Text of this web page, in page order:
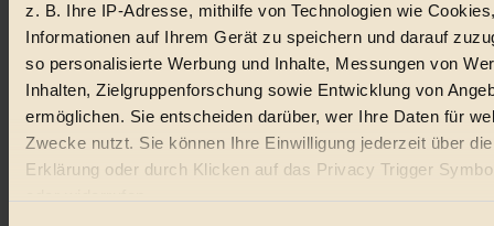
z. B. Ihre IP-Adresse, mithilfe von Technologien wie
Informationen auf Ihrem Gerät zu speichern und darauf
so personalisierte Werbung und Inhalte, Messungen von
Inhalten, Zielgruppenforschung sowie Entwicklung von
ermöglichen. Sie entscheiden darüber, wer Ihre Daten für
Zwecke nutzt. Sie können Ihre Einwilligung jederzeit über
Erklärung oder durch Klicken auf das Privacy Trigger
Social Media
22.601 Fans auf Facebook
Folge uns auf Instagram
Themen
Bio
#